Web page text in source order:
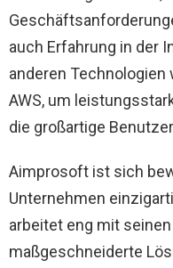
auch Erfahrung in der
anderen Technologien
AWS, um
die großartige
Aimprosoft ist sich
Unternehmen
arbeitet eng mit
maßgeschneiderte